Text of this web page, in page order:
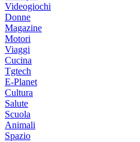
Videogiochi
Donne
Magazine
Motori
Viaggi
Cucina
Tgtech
E-Planet
Cultura
Salute
Scuola
Animali
Spazio